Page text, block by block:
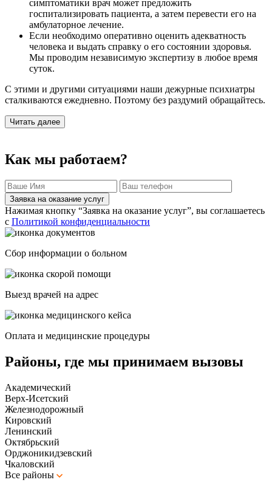
симптоматики врач может предложить
госпитализировать пациента, а затем перевести его на
амбулаторное лечение.
Если необходимо оперативно оценить адекватность
человека и выдать справку о его состоянии здоровья.
Мы проводим независимую экспертизу в любое время
суток.
С этими и другими ситуациями наши дежурные психиатры
сталкиваются ежедневно. Поэтому без раздумий обращайтесь.
Читать далее
Как мы работаем?
Заявка на оказание услуг
Нажимая кнопку “Заявка на оказание услуг”, вы соглашаетесь
с Политикой конфиденциальности
Сбор информации о больном
Выезд врачей на адрес
Оплата и медицинские процедуры
Районы, где мы принимаем вызовы
Академический
Верх-Исетский
Железнодорожный
Кировский
Ленинский
Октябрьский
Орджоникидзевский
Чкаловский
Все районы